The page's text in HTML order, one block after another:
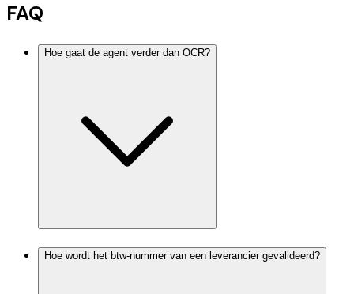
FAQ
Hoe gaat de agent verder dan OCR?
Hoe wordt het btw-nummer van een leverancier gevalideerd?